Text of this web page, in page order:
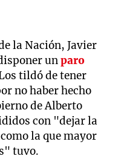
la Nación, Javier
unparo
tildó de tener
no haber hecho
de Alberto
con "dejar la
como la que mayor
tuvo.